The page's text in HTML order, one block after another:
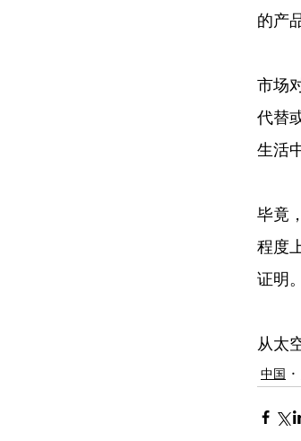
的产
市场
代替
生活
毕竟
程度
证明。
从太
中国